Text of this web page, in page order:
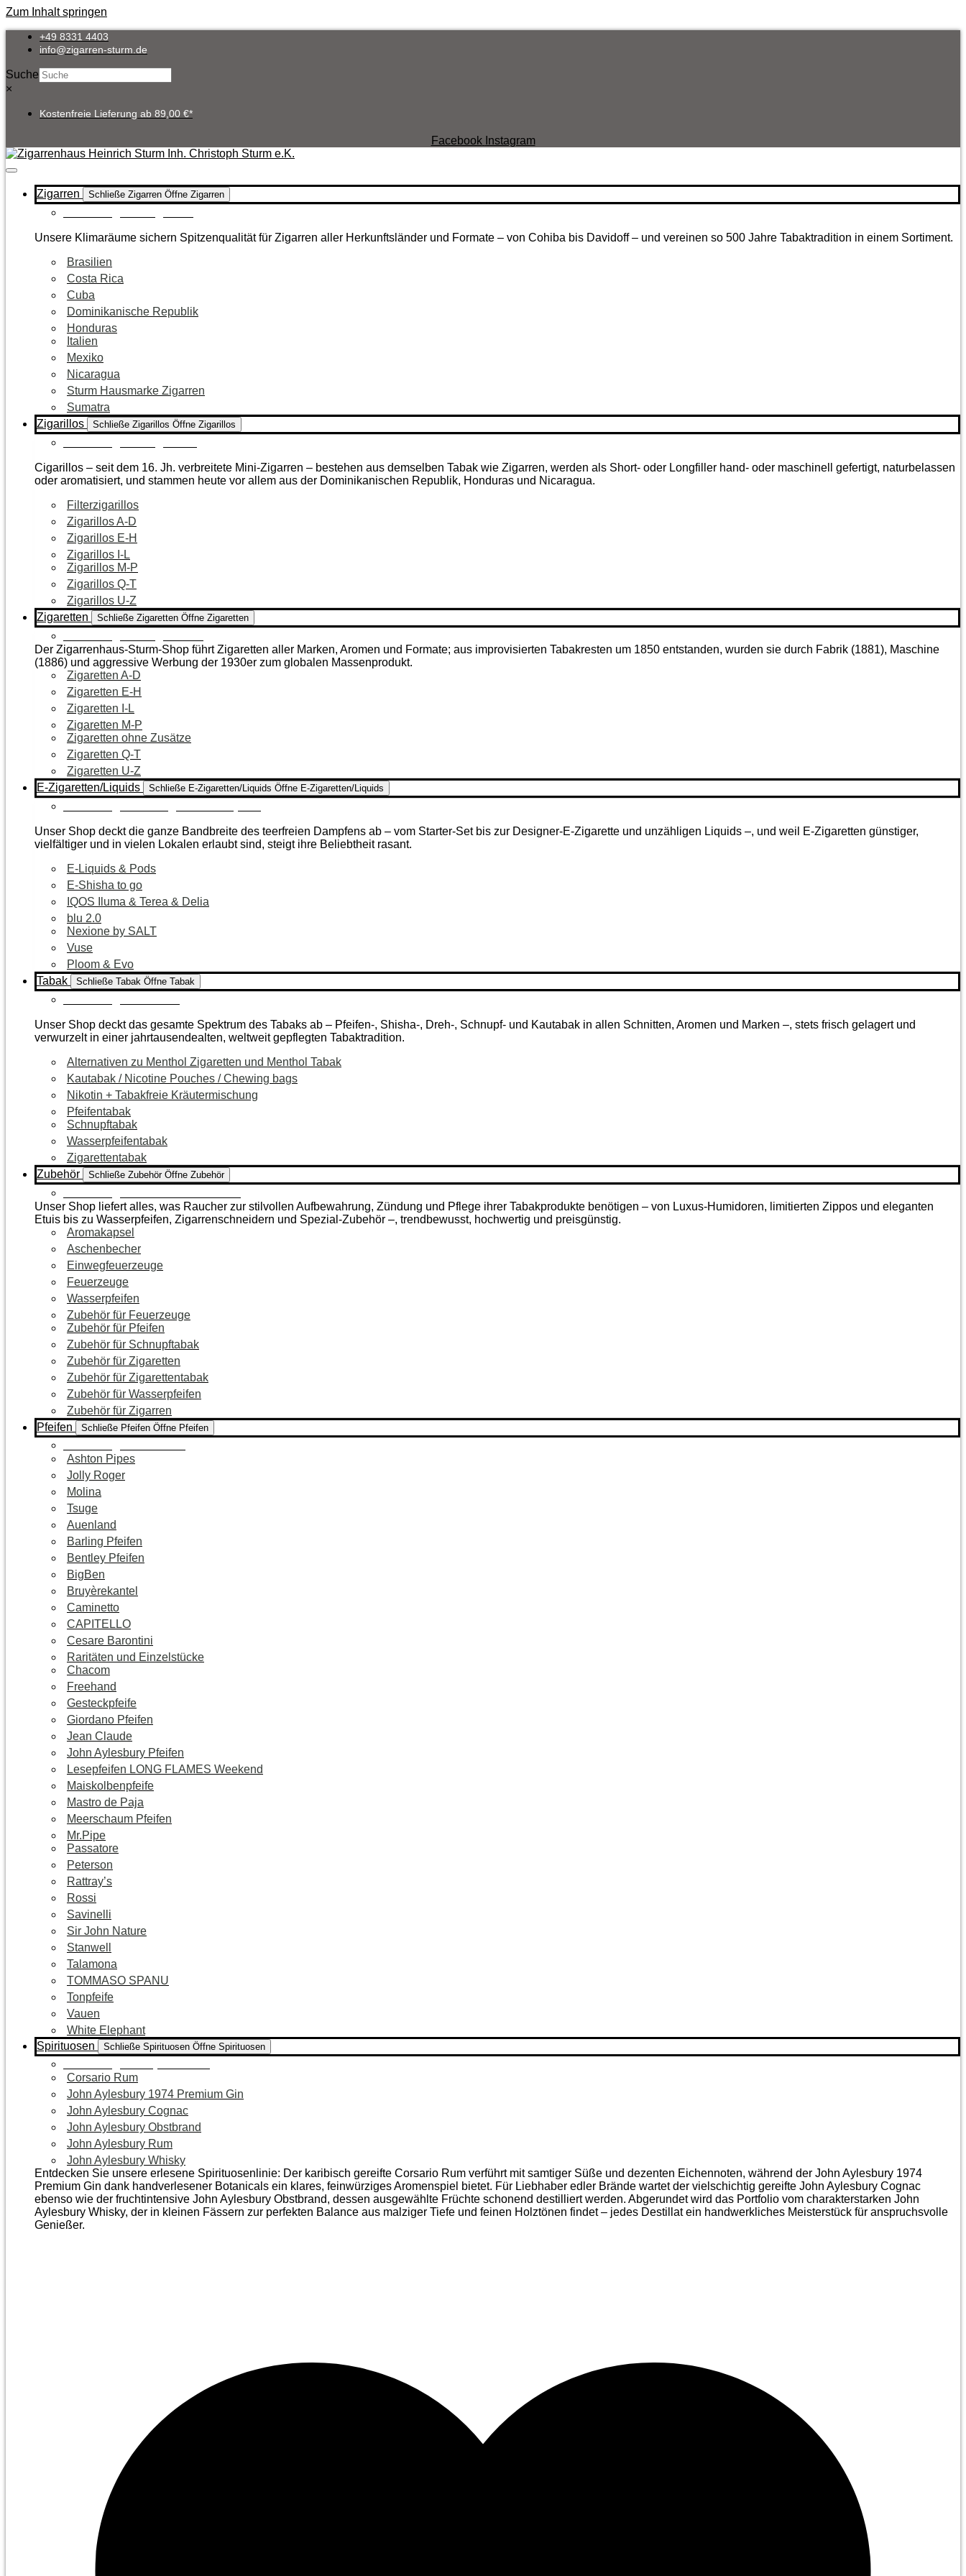
Zum Inhalt springen
+49 8331 4403
info@zigarren-sturm.de
Suche
×
Kostenfreie Lieferung ab 89,00 €*
Facebook Instagram
Zigarren Schließe Zigarren Öffne Zigarren
Unsere Klimaräume sichern Spitzenqualität für Zigarren aller Herkunftsländer und Formate – von Cohiba bis Davidoff – und vereinen so 500 Jahre Tabaktradition in einem Sortiment.
Brasilien
Costa Rica
Cuba
Dominikanische Republik
Honduras
Italien
Mexiko
Nicaragua
Sturm Hausmarke Zigarren
Sumatra
Zigarillos
Schließe Zigarillos Öffne Zigarillos
Cigarillos – seit dem 16. Jh. verbreitete Mini-Zigarren – bestehen aus demselben Tabak wie Zigarren, werden als Short- oder Longfiller hand- oder maschinell gefertigt, naturbelassen
oder aromatisiert, und stammen heute vor allem aus der Dominikanischen Republik, Honduras und Nicaragua.
Filterzigarillos
Zigarillos A-D
Zigarillos E-H
Zigarillos I-L
Zigarillos M-P
Zigarillos Q-T
Zigarillos U-Z
Zigaretten
Schließe Zigaretten Öffne Zigaretten
Der Zigarrenhaus-Sturm-Shop führt Zigaretten aller Marken, Aromen und Formate; aus improvisierten Tabakresten um 1850 entstanden, wurden sie durch Fabrik (1881), Maschine
(1886) und aggressive Werbung der 1930er zum globalen Massenprodukt.
Zigaretten A-D
Zigaretten E-H
Zigaretten I-L
Zigaretten M-P
Zigaretten ohne Zusätze
Zigaretten Q-T
Zigaretten U-Z
E-Zigaretten/Liquids
Schließe E-Zigaretten/Liquids Öffne E-Zigaretten/Liquids
Unser Shop deckt die ganze Bandbreite des teerfreien Dampfens ab – vom Starter-Set bis zur Designer-E-Zigarette und unzähligen Liquids –, und weil E-Zigaretten günstiger,
vielfältiger und in vielen Lokalen erlaubt sind, steigt ihre Beliebtheit rasant.
E-Liquids & Pods
E-Shisha to go
IQOS Iluma & Terea & Delia
blu 2.0
Nexione by SALT
Vuse
Ploom & Evo
Tabak
Schließe Tabak Öffne Tabak
Unser Shop deckt das gesamte Spektrum des Tabaks ab – Pfeifen-, Shisha-, Dreh-, Schnupf- und Kautabak in allen Schnitten, Aromen und Marken –, stets frisch gelagert und
verwurzelt in einer jahrtausendealten, weltweit gepflegten Tabaktradition.
Alternativen zu Menthol Zigaretten und Menthol Tabak
Kautabak / Nicotine Pouches / Chewing bags
Nikotin + Tabakfreie Kräutermischung
Pfeifentabak
Schnupftabak
Wasserpfeifentabak
Zigarettentabak
Zubehör
Schließe Zubehör Öffne Zubehör
Unser Shop liefert alles, was Raucher zur stilvollen Aufbewahrung, Zündung und Pflege ihrer Tabakprodukte benötigen – von Luxus-Humidoren, limitierten Zippos und eleganten
Etuis bis zu Wasserpfeifen, Zigarrenschneidern und Spezial-Zubehör –, trendbewusst, hochwertig und preisgünstig.
Aromakapsel
Aschenbecher
Einwegfeuerzeuge
Feuerzeuge
Wasserpfeifen
Zubehör für Feuerzeuge
Zubehör für Pfeifen
Zubehör für Schnupftabak
Zubehör für Zigaretten
Zubehör für Zigarettentabak
Zubehör für Wasserpfeifen
Zubehör für Zigarren
Pfeifen
Schließe Pfeifen Öffne Pfeifen
Ashton Pipes
Jolly Roger
Molina
Tsuge
Auenland
Barling Pfeifen
Bentley Pfeifen
BigBen
Bruyèrekantel
Caminetto
CAPITELLO
Cesare Barontini
Raritäten und Einzelstücke
Chacom
Freehand
Gesteckpfeife
Giordano Pfeifen
Jean Claude
John Aylesbury Pfeifen
Lesepfeifen LONG FLAMES Weekend
Maiskolbenpfeife
Mastro de Paja
Meerschaum Pfeifen
Mr.Pipe
Passatore
Peterson
Rattray’s
Rossi
Savinelli
Sir John Nature
Stanwell
Talamona
TOMMASO SPANU
Tonpfeife
Vauen
White Elephant
Spirituosen
Schließe Spirituosen Öffne Spirituosen
Corsario Rum
John Aylesbury 1974 Premium Gin
John Aylesbury Cognac
John Aylesbury Obstbrand
John Aylesbury Rum
John Aylesbury Whisky
Entdecken Sie unsere erlesene Spirituosenlinie: Der karibisch gereifte Corsario Rum verführt mit samtiger Süße und dezenten Eichen­noten, während der John Aylesbury 1974
Premium Gin dank handverlesener Botanicals ein klares, feinwürziges Aromenspiel bietet. Für Liebhaber edler Brände wartet der vielschichtig gereifte John Aylesbury Cognac
ebenso wie der frucht­intensive John Aylesbury Obstbrand, dessen ausgewählte Früchte schonend destilliert werden. Abgerundet wird das Portfolio vom charakterstarken John
Aylesbury Whisky, der in kleinen Fässern zur perfekten Balance aus malziger Tiefe und feinen Holz­tönen findet – jedes Destillat ein handwerkliches Meister­stück für anspruchsvolle
Genießer.